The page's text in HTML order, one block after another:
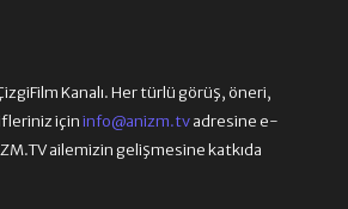
Kanalı. Her türlü görüş, öneri,
içininfo@anizm.tvadresine e-
ailemizin gelişmesine katkıda